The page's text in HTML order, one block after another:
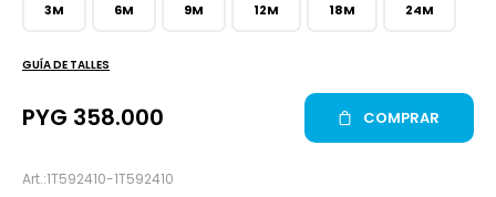
1T592410-1T592410
3M 6M 9M 12M 18M 24M
GUÍA DE TALLES
PYG 358.000 COMPRAR